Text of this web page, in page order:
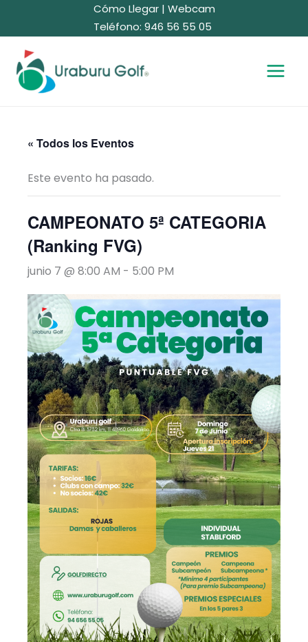
Cómo Llegar| Webcam
Teléfono: 946 56 55 05
« Todos los Eventos
Este evento ha pasado.
CAMPEONATO 5ª CATEGORIA
(Ranking FVG)
junio 7 @ 8:00 AM - 5:00 PM